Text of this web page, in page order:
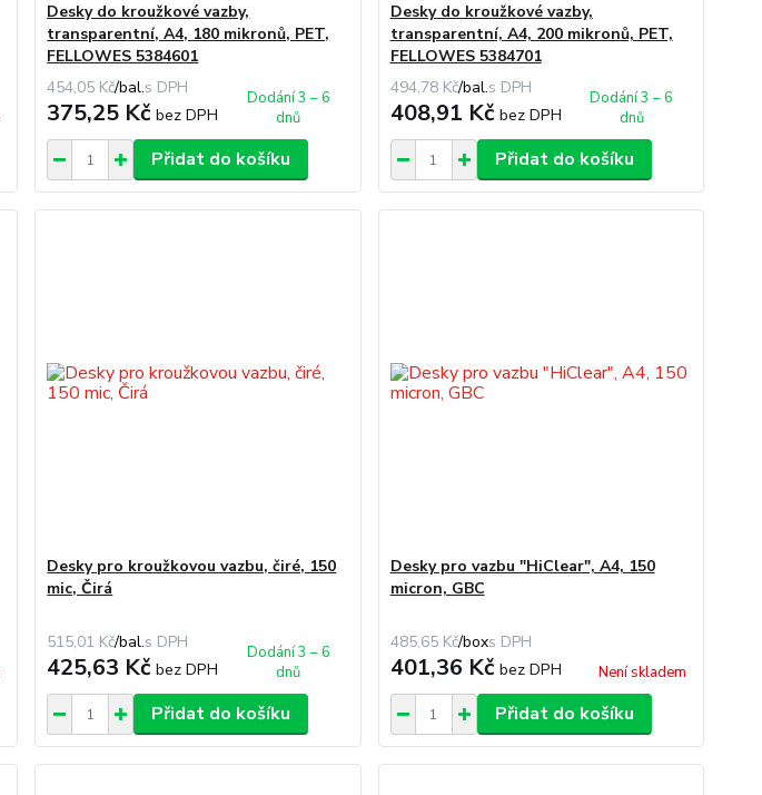
Desky do kroužkové vazby,
transparentní, A4, 180 mikronů, PET,
FELLOWES 5384601
454,05 Kč/bal.
375,25 Kčbez DPH
Dodání 3 – 6
dnů
Přidat do košíku
Desky do kroužkové vazby,
transparentní, A4, 200 mikronů, PET,
FELLOWES 5384701
494,78 Kč/bal.
408,91 Kč bez DPH
Dodání 3 – 6
dnů
Přidat do košíku
Desky pro kroužkovou vazbu, čiré, 150
mic, Čirá
515,01 Kč/bal.
425,63 Kčbez DPH
Dodání 3 – 6
dnů
Přidat do košíku
Desky pro vazbu "HiClear", A4, 150
micron, GBC
485,65 Kč/box
401,36 Kč bez DPH Není skladem
Přidat do košíku